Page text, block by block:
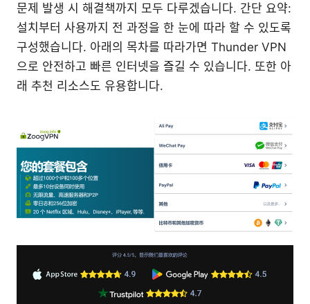
문제 발생 시 해결책까지 모두 다루겠습니다. 간단 요약:
설치부터 사용까지 전 과정을 한 눈에 따라 할 수 있도록
구성했습니다. 아래의 목차를 따라가면 Thunder VPN
으로 안전하고 빠른 인터넷을 즐길 수 있습니다. 또한 아
래 추천 리소스도 유용합니다.